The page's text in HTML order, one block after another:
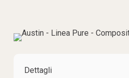
Dettagli